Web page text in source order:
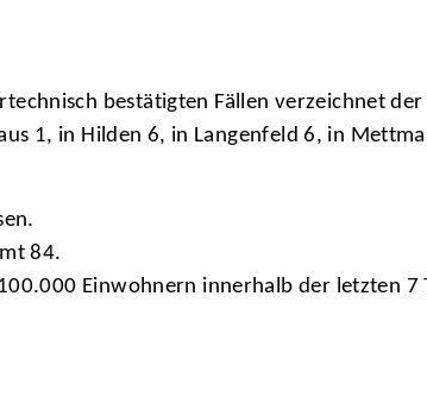
bestätigten Fällen verzeichnet
1, in Hilden 6, in Langenfeld 6, in
84.
Einwohnern innerhalb der letzten 7